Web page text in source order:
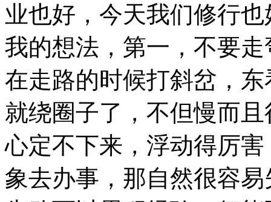
业也好，今天我们修行
我的想法，第一，不要
在走路的时候打斜岔，
就绕圈子了，不但慢而
心定不下来，浮动得厉
象去办事，那自然很容